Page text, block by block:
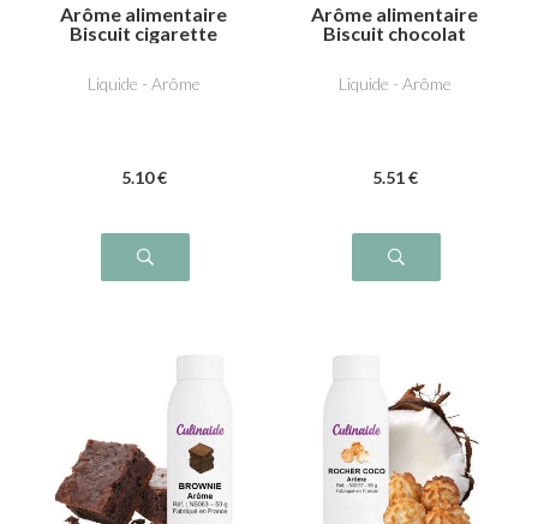
Arôme alimentaire
Biscuit cigarette
Liquide - Arôme
5.10 €
Arôme alimentaire
Biscuit chocolat
Liquide - Arôme
5.51 €